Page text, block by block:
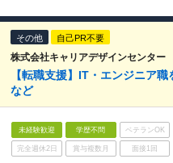
その他 自己PR不要
株式会社キャリアデザインセンタ
【転職支援】IT・エンジニア
など
未経験歓迎 学歴不問 ベテランOK
完全週休2日 賞与複数月 面接1回